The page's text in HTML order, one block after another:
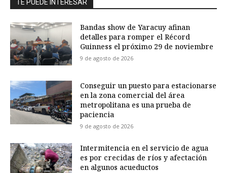
TE PUEDE INTERESAR
Bandas show de Yaracuy afinan
detalles para romper el Récord
Guinness el próximo 29 de noviembre
9 de agosto de 2026
Conseguir un puesto para estacionarse
en la zona comercial del área
metropolitana es una prueba de
paciencia
9 de agosto de 2026
Intermitencia en el servicio de agua
es por crecidas de ríos y afectación
en algunos acueductos